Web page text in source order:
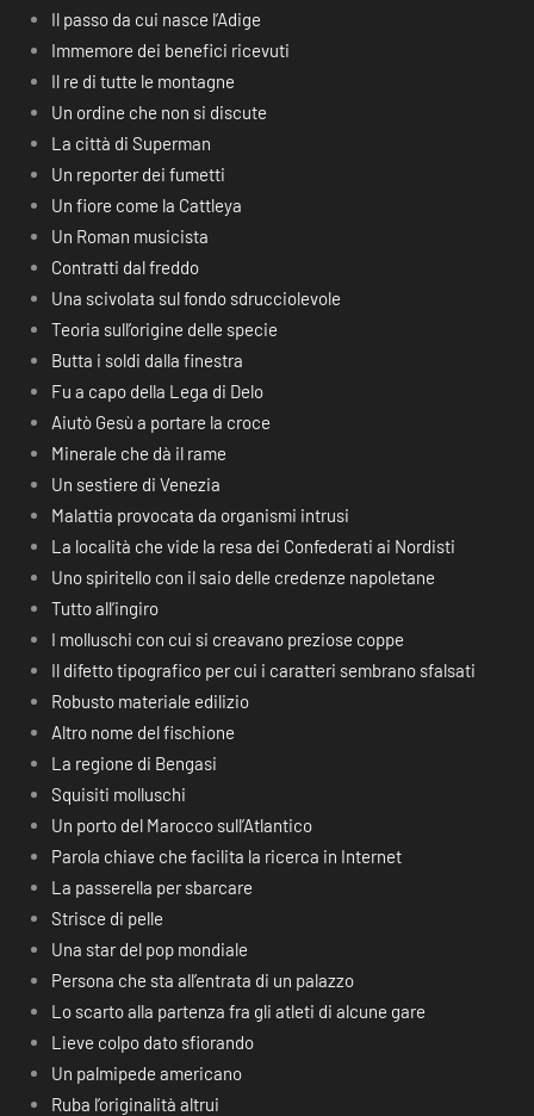
Il passo da cui nasce l’Adige
Immemore dei benefici ricevuti
Il re di tutte le montagne
Un ordine che non si discute
La città di Superman
Un reporter dei fumetti
Un fiore come la Cattleya
Un Roman musicista
Contratti dal freddo
Una scivolata sul fondo sdrucciolevole
Teoria sull’origine delle specie
Butta i soldi dalla finestra
Fu a capo della Lega di Delo
Aiutò Gesù a portare la croce
Minerale che dà il rame
Un sestiere di Venezia
Malattia provocata da organismi intrusi
La località che vide la resa dei Confederati ai Nordisti
Uno spiritello con il saio delle credenze napoletane
Tutto all’ingiro
I molluschi con cui si creavano preziose coppe
Il difetto tipografico per cui i caratteri sembrano sfalsati
Robusto materiale edilizio
Altro nome del fischione
La regione di Bengasi
Squisiti molluschi
Un porto del Marocco sull’Atlantico
Parola chiave che facilita la ricerca in Internet
La passerella per sbarcare
Strisce di pelle
Una star del pop mondiale
Persona che sta all’entrata di un palazzo
Lo scarto alla partenza fra gli atleti di alcune gare
Lieve colpo dato sfiorando
Un palmipede americano
Ruba l’originalità altrui